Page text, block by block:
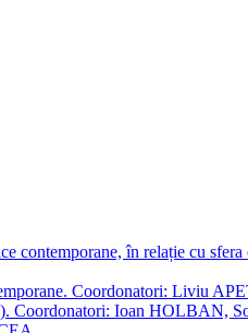
contemporane, în relație cu
Coordonatori: Liviu
Coordonatori: Ioan HOLBAN,